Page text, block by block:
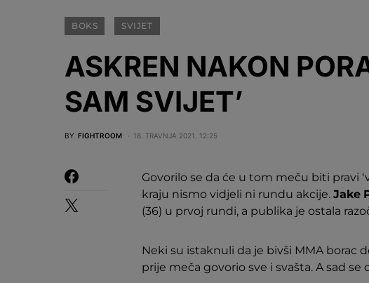
BOKS SVIJET
ASKREN NAKON
SAM SVIJET’
BY FIGHTROOM 18. TRAVNJA 2021. 12:25
Govorilo se da će u tom meču biti pravi
kraju nismo vidjeli ni rundu akcije. Jake
(36) u prvoj rundi, a publika je ostala
Neki su istaknuli da je bivši MMA borac
prije meča govorio sve i svašta. A sad se